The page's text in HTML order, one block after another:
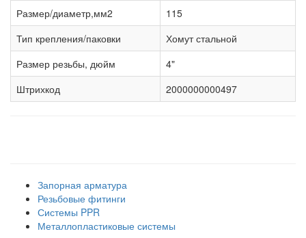
Размер/диаметр,мм2
115
Тип крепления/паковки
Хомут стальной
Размер резьбы, дюйм
4"
Штрихкод
2000000000497
Запорная арматура
Резьбовые фитинги
Системы PPR
Металлопластиковые системы